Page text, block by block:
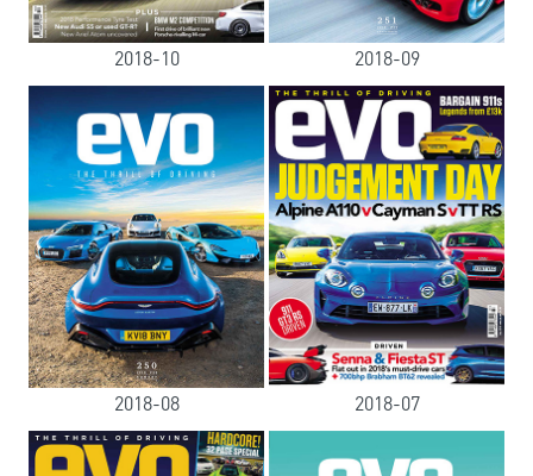
2018-10 2018-09
2018-08 2018-07